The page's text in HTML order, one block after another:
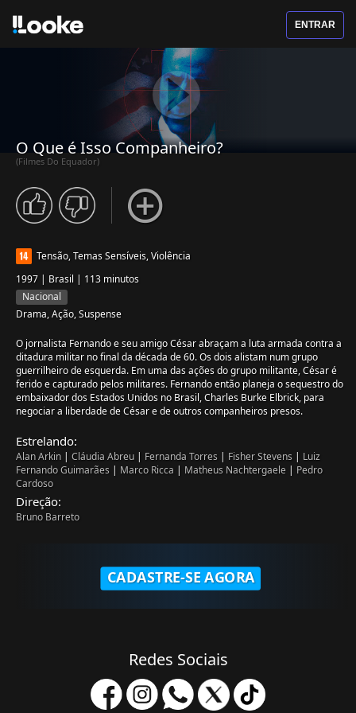
ENTRAR
O Que é Isso Companheiro?
(Filmes Do Equador)
Tensão, Temas Sensíveis, Violência
1997 | Brasil | 113 minutos
Nacional
Drama, Ação, Suspense
O jornalista Fernando e seu amigo César abraçam a luta armada contra a
ditadura militar no final da década de 60. Os dois alistam num grupo
guerrilheiro de esquerda. Em uma das ações do grupo militante, César é
ferido e capturado pelos militares. Fernando então planeja o sequestro do
embaixador dos Estados Unidos no Brasil, Charles Burke Elbrick, para
negociar a liberdade de César e de outros companheiros presos.
Estrelando:
Alan Arkin | Cláudia Abreu | Fernanda Torres | Fisher Stevens | Luiz
Fernando Guimarães | Marco Ricca | Matheus Nachtergaele | Pedro
Cardoso
Direção:
Bruno Barreto
CADASTRE-SE AGORA
Redes Sociais